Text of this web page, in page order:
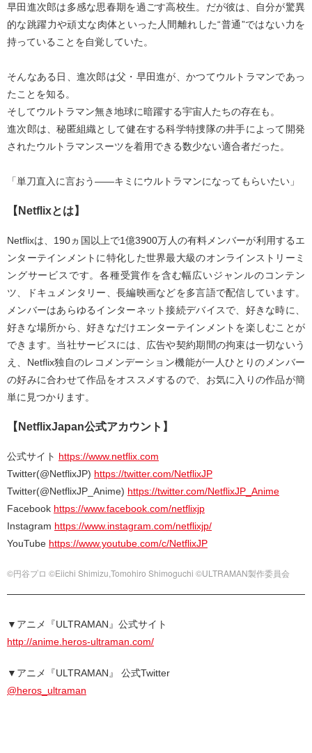
早田進次郎は多感な思春期を過ごす高校生。だが彼は、自分が驚異
的な跳躍力や頑丈な肉体といった人間離れした“普通”ではない力を
持っていることを自覚していた。
そんなある日、進次郎は父・早田進が、かつてウルトラマンであっ
たことを知る。
そしてウルトラマン無き地球に暗躍する宇宙人たちの存在も。
進次郎は、秘匿組織として健在する科学特捜隊の井手によって開発
されたウルトラマンスーツを着用できる数少ない適合者だった。
「単刀直入に言おう――キミにウルトラマンになってもらいたい」
【Netflixとは】
Netflixは、190ヵ国以上で1億3900万人の有料メンバーが利用するエ
ンターテインメントに特化した世界最大級のオンラインストリーミ
ングサービスです。各種受賞作を含む幅広いジャンルのコンテン
ツ、ドキュメンタリー、長編映画などを多言語で配信しています。
メンバーはあらゆるインターネット接続デバイスで、好きな時に、
好きな場所から、好きなだけエンターテインメントを楽しむことが
できます。当社サービスには、広告や契約期間の拘束は一切ないう
え、Netflix独自のレコメンデーション機能が一人ひとりのメンバー
の好みに合わせて作品をオススメするので、お気に入りの作品が簡
単に見つかります。
【NetflixJapan公式アカウント】
公式サイト https://www.netflix.com
Twitter(@NetflixJP) https://twitter.com/NetflixJP
Twitter(@NetflixJP_Anime) https://twitter.com/NetflixJP_Anime
Facebook https://www.facebook.com/netflixjp
Instagram https://www.instagram.com/netflixjp/
YouTube https://www.youtube.com/c/NetflixJP
©円谷プロ ©Eiichi Shimizu,Tomohiro Shimoguchi ©ULTRAMAN製作委員会
▼アニメ『ULTRAMAN』公式サイト
http://anime.heros-ultraman.com/
▼アニメ『ULTRAMAN』 公式Twitter
@heros_ultraman